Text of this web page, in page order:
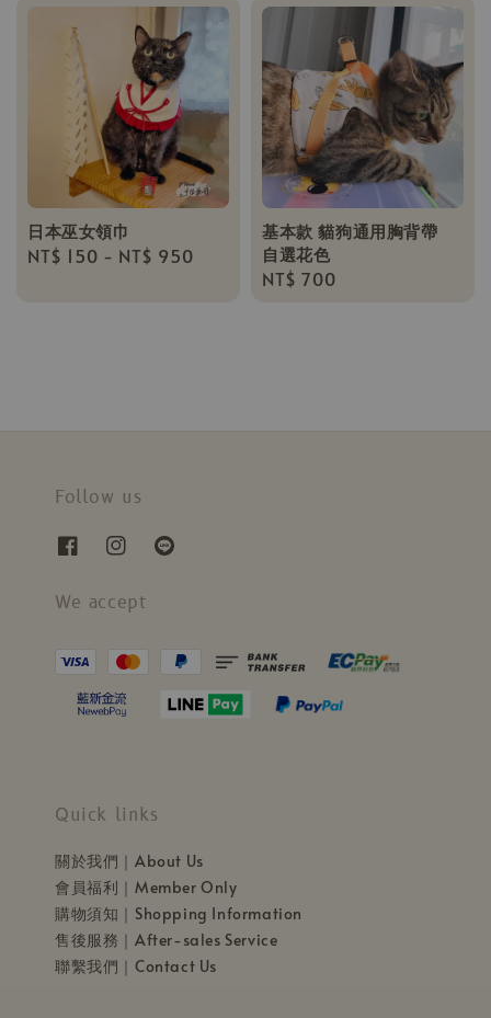
日本巫女領巾
Regular
NT$ 150 - NT$ 950
基本款 貓狗通用胸背帶
自選花色
Regular
NT$ 700
Follow us
We accept
Quick links
關於我們｜About Us
會員福利｜Member Only
購物須知｜Shopping Information
售後服務｜After-sales Service
聯繫我們｜Contact Us